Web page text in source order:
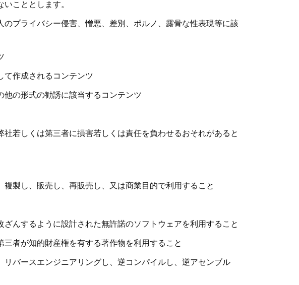
こととします。
プライバシー侵害、憎悪、差別、ポルノ、露骨な性表現等に該
て作成されるコンテンツ
の形式の勧誘に該当するコンテンツ
若しくは第三者に損害若しくは責任を負わせるおそれがあると
製し、販売し、再販売し、又は商業目的で利用すること
んするように設計された無許諾のソフトウェアを利用すること
者が知的財産権を有する著作物を利用すること
バースエンジニアリングし、逆コンパイルし、逆アセンブル